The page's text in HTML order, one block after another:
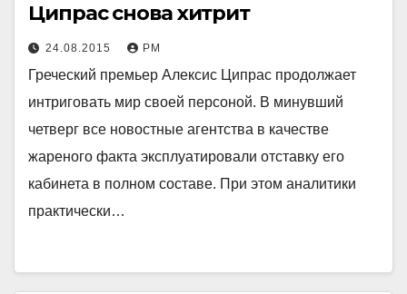
Ципрас снова хитрит
24.08.2015 РМ
Греческий премьер Алексис Ципрас продолжает
интриговать мир своей персоной. В минувший
четверг все новостные агентства в качестве
жареного факта эксплуатировали отставку его
кабинета в полном составе. При этом аналитики
практически…